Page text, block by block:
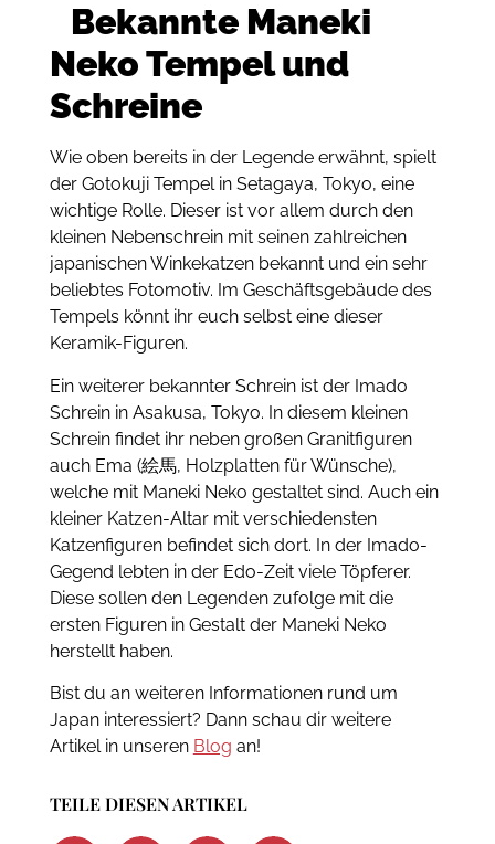
Bekannte Maneki
Neko Tempel und
Schreine
Wie oben bereits in der Legende erwähnt, spielt
der Gotokuji Tempel in Setagaya, Tokyo, eine
wichtige Rolle. Dieser ist vor allem durch den
kleinen Nebenschrein mit seinen zahlreichen
japanischen Winkekatzen bekannt und ein sehr
beliebtes Fotomotiv. Im Geschäftsgebäude des
Tempels könnt ihr euch selbst eine dieser
Keramik-Figuren.
Ein weiterer bekannter Schrein ist der Imado
Schrein in Asakusa, Tokyo. In diesem kleinen
Schrein findet ihr neben großen Granitfiguren
auch Ema (絵馬, Holzplatten für Wünsche),
welche mit Maneki Neko gestaltet sind. Auch ein
kleiner Katzen-Altar mit verschiedensten
Katzenfiguren befindet sich dort. In der Imado-
Gegend lebten in der Edo-Zeit viele Töpferer.
Diese sollen den Legenden zufolge mit die
ersten Figuren in Gestalt der Maneki Neko
herstellt haben.
Bist du an weiteren Informationen rund um
Japan interessiert? Dann schau dir weitere
Artikel in unseren Blog an!
TEILE DIESEN ARTIKEL